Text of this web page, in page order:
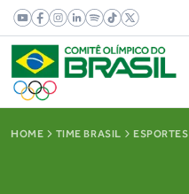
HOME TIME BRASIL ESPORTES